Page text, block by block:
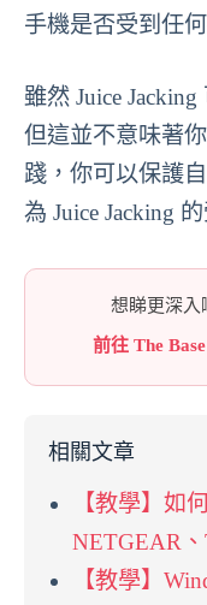
手機是否受到任
雖然 Juice
但這並不意味著
踐，你可以保護
為 Juice Jacking
想睇更深入
前往 The
相關文章
【教學】如
NETGEAR
【教學】